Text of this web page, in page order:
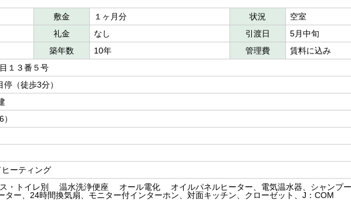
敷金 １ヶ月分 状況
空室
礼金
なし 引渡日
5月中旬
築年数
10年 管理費
賃料に込み
１３番５号
（徒歩3分）
ーティング
・トイレ別 温水洗浄便座 オール電化 オイルパネルヒーター、電気温水器、シャンプー
ター、24時間換気扇、モニター付インターホン、対面キッチン、クローゼット、J：COM